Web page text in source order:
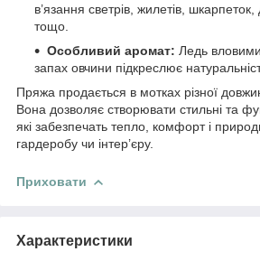
в’язання светрів, жилетів,
тощо.
Особливий аромат: Ледь
запах овчини підкреслює
Пряжа продається в мотках різної
Вона дозволяє створювати стильні та
які забезпечать тепло, комфорт і
гардеробу чи інтер’єру.
Приховати
Характеристики